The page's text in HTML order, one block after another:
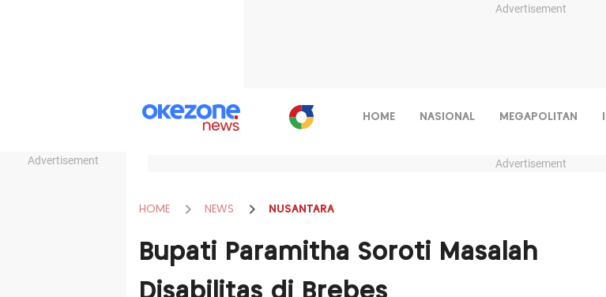
Advertisement
Advertisement
HOME NASIONAL MEGAPOLITAN
Advertisement
HOME NEWS NUSANTARA
Bupati Paramitha Soroti Masalah
Disabilitas di Brebes